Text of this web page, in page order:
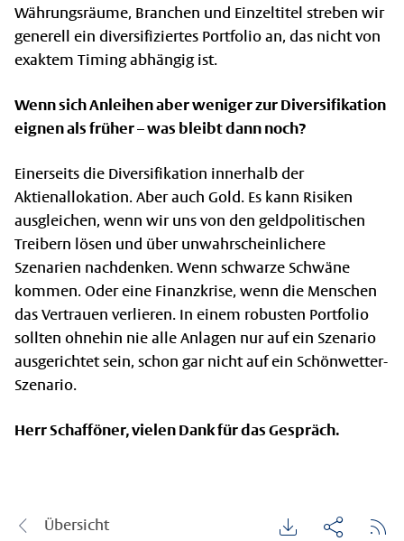
Währungsräume, Branchen und Einzeltitel streben wir
generell ein diversifiziertes Portfolio an, das nicht von
exaktem Timing abhängig ist.
Wenn sich Anleihen aber weniger zur Diversifikation
eignen als früher – was bleibt dann noch?
Einerseits die Diversifikation innerhalb der
Aktienallokation. Aber auch Gold. Es kann Risiken
ausgleichen, wenn wir uns von den geldpolitischen
Treibern lösen und über unwahrscheinlichere
Szenarien nachdenken. Wenn schwarze Schwäne
kommen. Oder eine Finanzkrise, wenn die Menschen
das Vertrauen verlieren. In einem robusten Portfolio
sollten ohnehin nie alle Anlagen nur auf ein Szenario
ausgerichtet sein, schon gar nicht auf ein Schönwetter-
Szenario.
Herr Schafföner, vielen Dank für das Gespräch.
Übersicht